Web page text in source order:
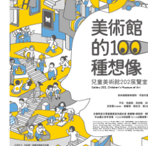
易讀手冊
Pasadena
Pinkoi 電商平台
視覺藝術影像資料庫
線上書
典藏賞析│Podcasts
視覺影像資料庫│影音紀錄
藝術認證│高美館館刊
百夜藝術默讀│典藏閱讀
南島當代記憶工程│資料庫
多元史觀特藏室二部曲：南
流於形式—梁任宏個展
透景線：實境的疊隱與擴張
民・間
2022高雄獎
寓懷的行板：劉生容研究展
來自大地的祝福— 2019-
感知棲所— 關鍵典藏2019-
南方作為相遇之所
感動兔 高美特展
線上學習資源
相遇在南方 - 教/學包
美術資源教室-手作課程
藝術遊戲號
畫想想‧想畫畫
關於館長
組織職掌
規劃傳承
高美館大事記
關於兒童美術館
藝術生態園區
高美之友
美術館會員
合作夥伴